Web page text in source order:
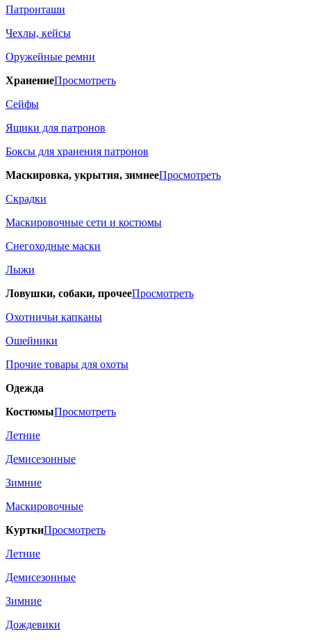
Патронташи
Чехлы, кейсы
Оружейные ремни
ХранениеПросмотреть
Сейфы
Ящики для патронов
Боксы для хранения патронов
Маскировка, укрытия, зимнееПросмотреть
Скрадки
Маскировочные сети и костюмы
Снегоходные маски
Лыжи
Ловушки, собаки, прочееПросмотреть
Охотничьи капканы
Ошейники
Прочие товары для охоты
Одежда
КостюмыПросмотреть
Летние
Демисезонные
Зимние
Маскировочные
КурткиПросмотреть
Летние
Демисезонные
Зимние
Дождевики